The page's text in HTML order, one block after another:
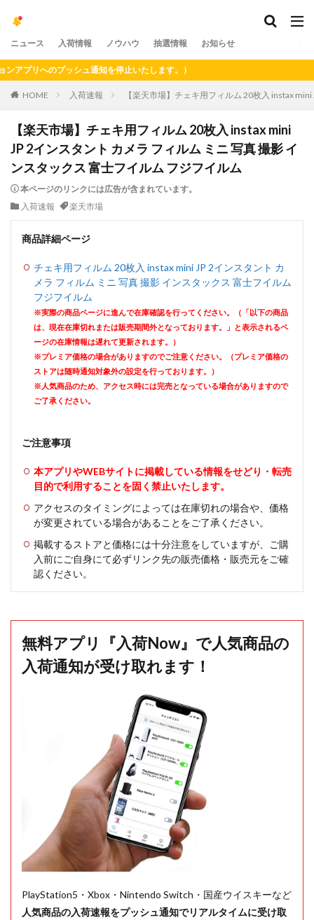
ニュース 入荷情報 ノウハウ 抽選情報 お知らせ
へのプッシュ通知を停止いたします。）
HOME 入荷速報 【楽天市場】チェキ用フィルム 20枚入 instax
【楽天市場】チェキ用フィルム 20枚入 instax mini
JP 2インスタント カメラ フィルム ミニ 写真 撮影 イ
ンスタックス 富士フイルム フジフイルム
本ページのリンクには広告が含まれています。
入荷速報
楽天市場
商品詳細ページ
チェキ用フィルム 20枚入 instax mini JP 2インスタント カ
メラ フィルム ミニ 写真 撮影 インスタックス 富士フイルム
フジフイルム
※実際の商品ページに進んで在庫確認を行ってください。（「以下の商品
は、現在在庫切れまたは販売期間外となっております。」と表示されるペ
ージの在庫情報は遅れて更新されます。）
※プレミア価格の場合がありますのでご注意ください。（プレミア価格の
ストアは随時通知対象外の設定を行っております。）
※人気商品のため、アクセス時には完売となっている場合がありますので
ご了承ください。
ご注意事項
本アプリやWEBサイトに掲載している情報をせどり・転売
目的で利用することを固く禁止いたします。
アクセスのタイミングによっては在庫切れの場合や、価格
が変更されている場合があることをご了承ください。
掲載するストアと価格には十分注意をしていますが、ご購
入前にご自身にて必ずリンク先の販売価格・販売元をご確
認ください。
無料アプリ『入荷Now』で人気商品の
入荷通知が受け取れます！
PlayStation5・Xbox・Nintendo Switch・国産ウイスキーなど
人気商品の入荷速報をプッシュ通知でリアルタイムに受け取